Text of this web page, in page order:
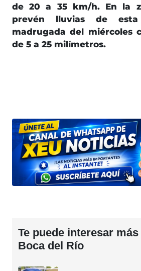
de 20 a 35 km/h. En la
prevén lluvias de
madrugada del miércoles
de 5 a 25 milímetros.
Te puede interesar
Boca del Río